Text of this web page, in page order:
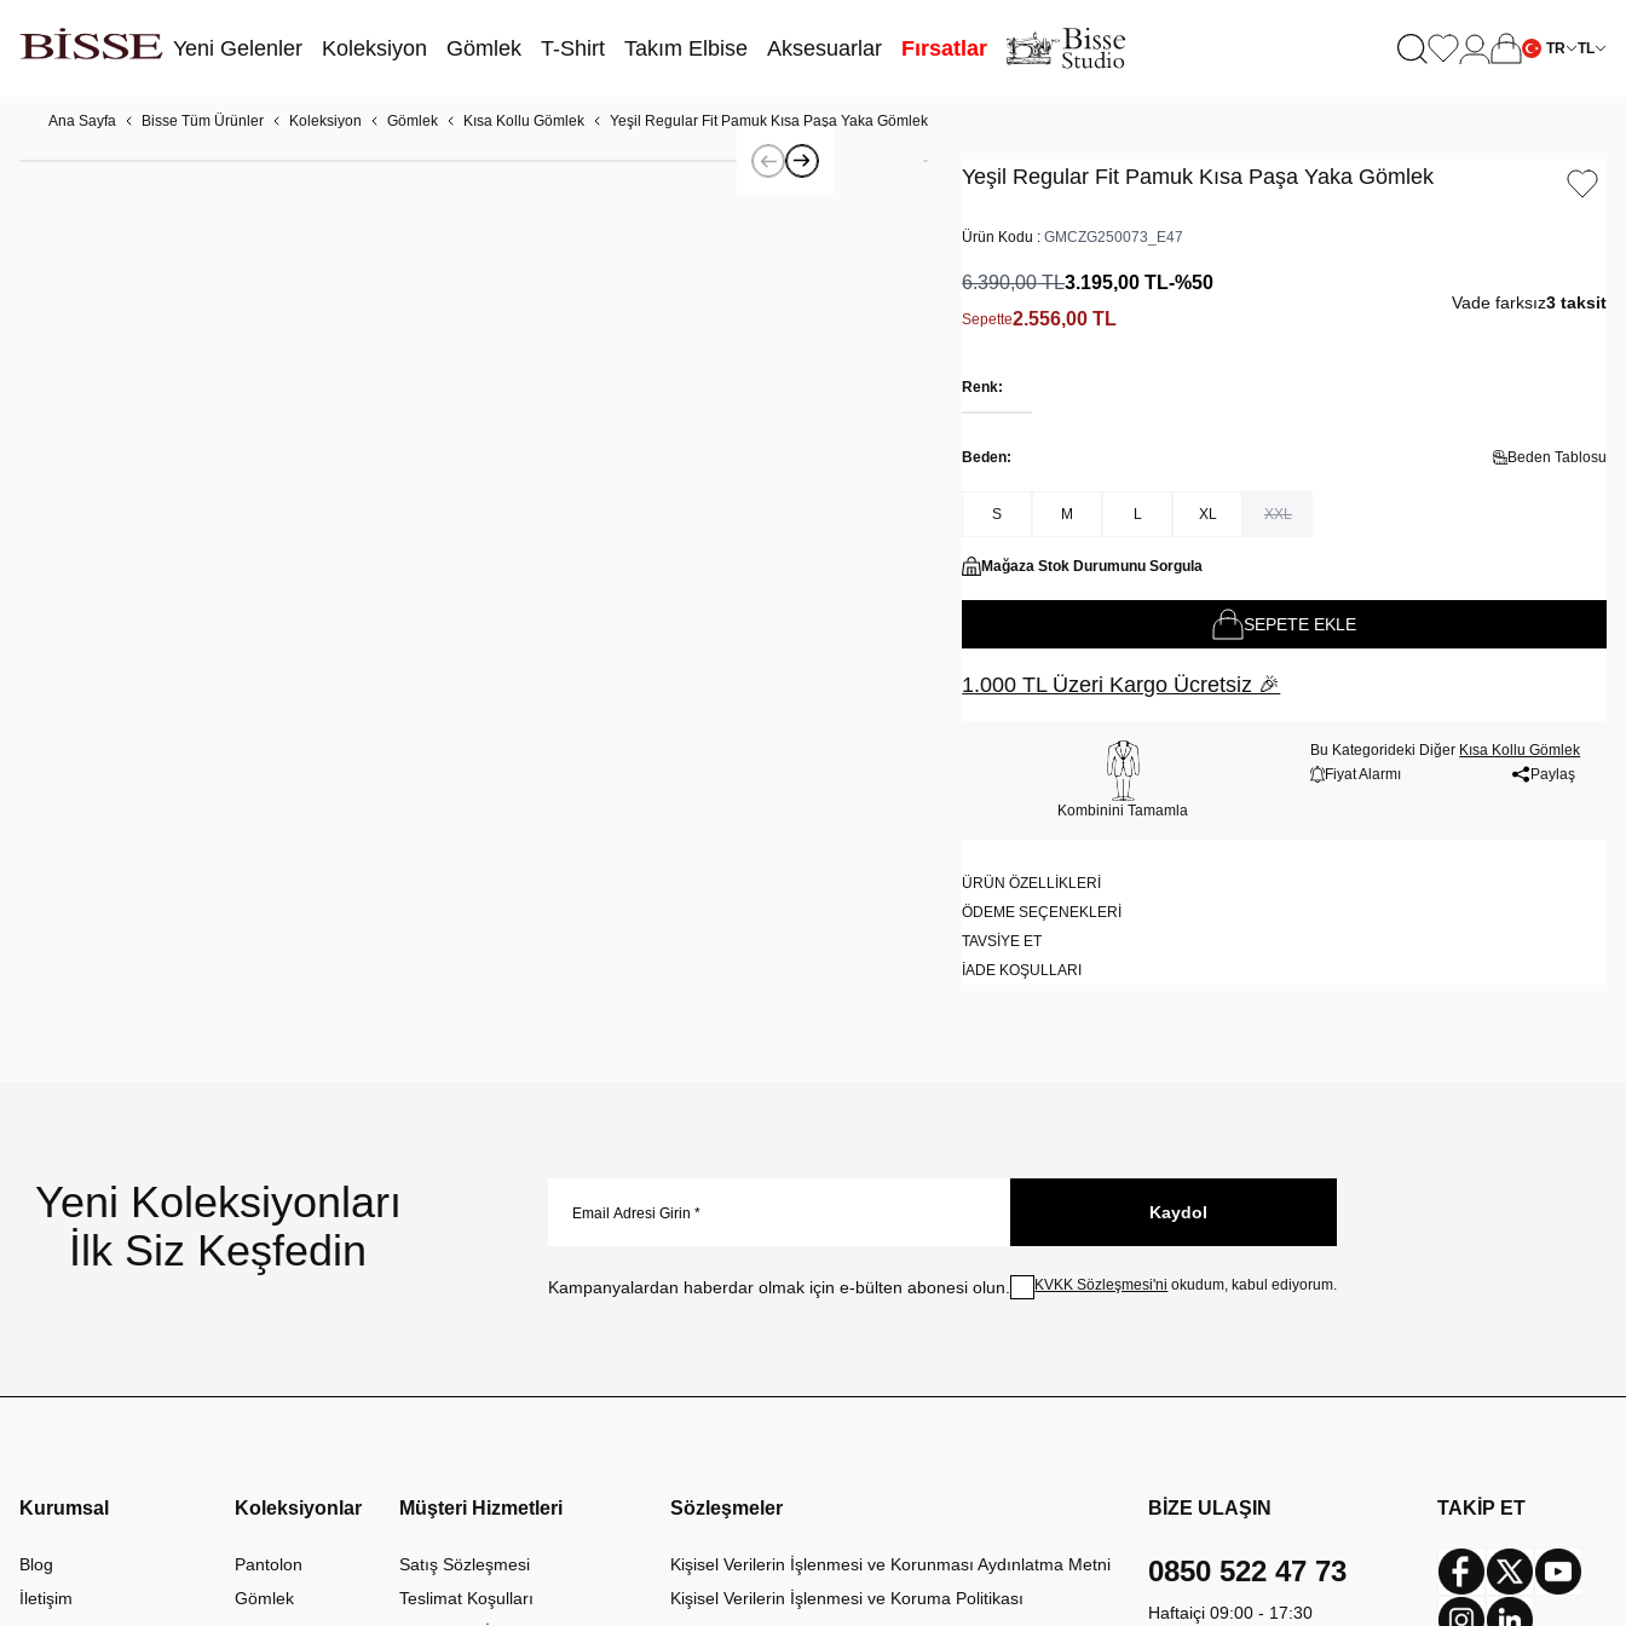
Yeni Gelenler Koleksiyon Gömlek T-Shirt Takım Elbise Aksesuarlar Fırsatlar TR TL
Ana Sayfa Bisse Tüm Ürünler Koleksiyon Gömlek Kısa Kollu Gömlek Yeşil Regular Fit Pamuk Kısa Paşa Yaka Gömlek
Yeşil Regular Fit Pamuk Kısa Paşa Yaka Gömlek
Ürün Kodu :GMCZG250073_E47
6.390,00TL3.195,00 TL-%50
Sepette2.556,00 TL
Vade farksız3 taksit
Renk:
Beden: Beden Tablosu
S M L XL XXL
Mağaza Stok Durumunu Sorgula
SEPETE EKLE
1.000 TL Üzeri Kargo Ücretsiz 🎉
Kombinini Tamamla
Bu Kategorideki Diğer Kısa Kollu Gömlek
Fiyat Alarmı
Paylaş
ÜRÜN ÖZELLIKLERI
ÖDEME SEÇENEKLERI
TAVSIYE ET
İADE KOŞULLARI
Yeni Koleksiyonları
İlk Siz Keşfedin
Kampanyalardan haberdar olmak için e-bülten abonesi olun.
Kaydol
KVKK Sözleşmesi'ni okudum, kabul ediyorum.
Kurumsal
Blog
İletişim
Koleksiyonlar
Pantolon
Gömlek
Müşteri Hizmetleri
Satış Sözleşmesi
Teslimat Koşulları
Sözleşmeler
Kişisel Verilerin İşlenmesi ve Korunması Aydınlatma Metni
Kişisel Verilerin İşlenmesi ve Koruma Politikası
BİZE ULAŞIN
0850 522 47 73
Haftaiçi 09:00 - 17:30
TAKİP ET
Facebook
Twitter